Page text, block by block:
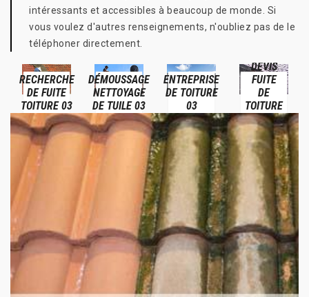
intéressants et accessibles à beaucoup de monde. Si
vous voulez d'autres renseignements, n'oubliez pas de le
téléphoner directement.
RECHERCHE
DE FUITE
TOITURE 03
DÉMOUSSAGE
NETTOYAGE
DE TUILE 03
ENTREPRISE
DE TOITURE
03
DEVIS
FUITE
DE
TOITURE
03